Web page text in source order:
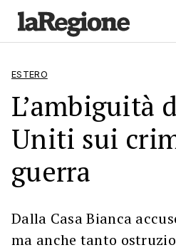
ESTERO
L’ambiguità
Uniti sui
guerra
Dalla Casa Bianca
ma anche tanto